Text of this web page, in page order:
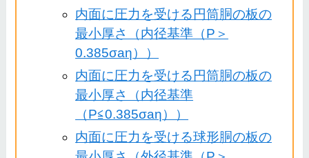
内面に圧力を受ける円筒胴の板の
最小厚さ（内径基準（P＞
0.385σaη））
内面に圧力を受ける円筒胴の板の
最小厚さ（内径基準
（P≦0.385σaη））
内面に圧力を受ける球形胴の板の